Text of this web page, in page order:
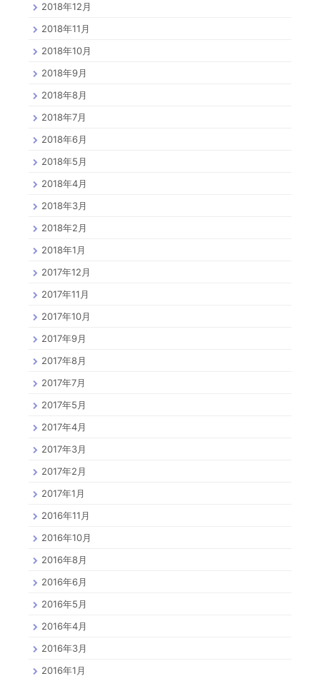
2018年12月
2018年11月
2018年10月
2018年9月
2018年8月
2018年7月
2018年6月
2018年5月
2018年4月
2018年3月
2018年2月
2018年1月
2017年12月
2017年11月
2017年10月
2017年9月
2017年8月
2017年7月
2017年5月
2017年4月
2017年3月
2017年2月
2017年1月
2016年11月
2016年10月
2016年8月
2016年6月
2016年5月
2016年4月
2016年3月
2016年1月